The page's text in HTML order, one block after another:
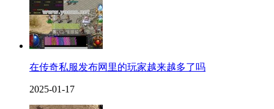
在传奇私服发布网里的玩家越来越多了吗
2025-01-17